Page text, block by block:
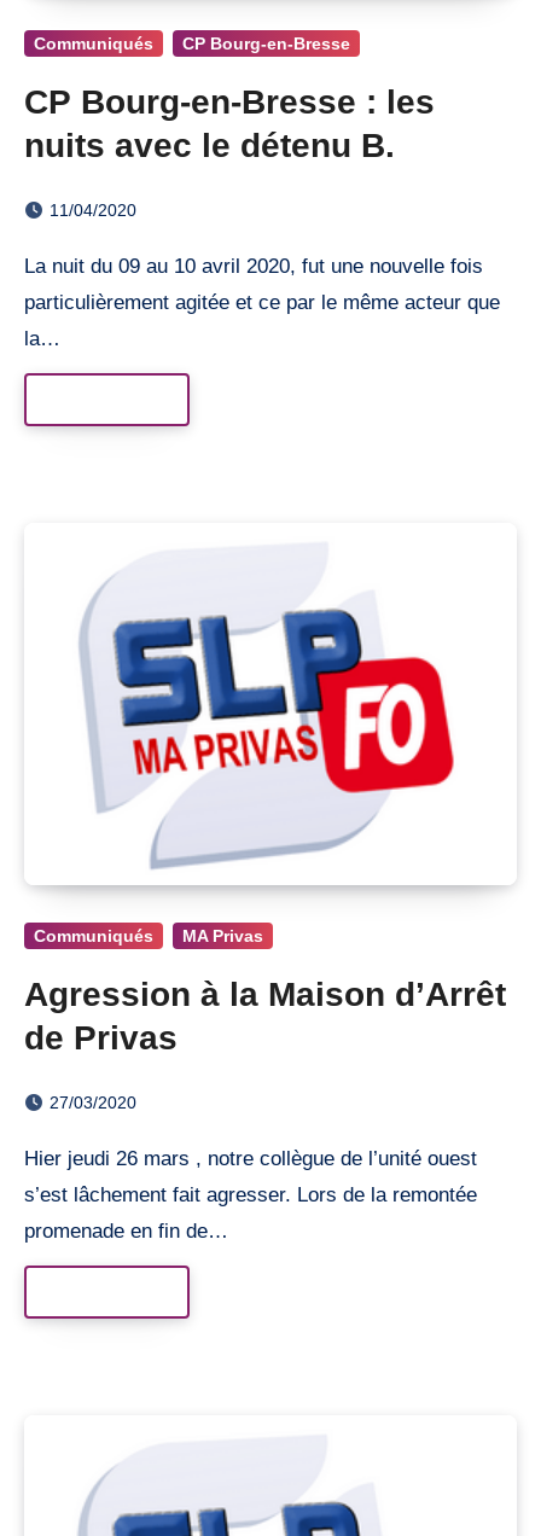
Communiqués CP Bourg-en-Bresse
CP Bourg-en-Bresse : les
nuits avec le détenu B.
11/04/2020
La nuit du 09 au 10 avril 2020, fut une nouvelle fois
particulièrement agitée et ce par le même acteur que
la…
Communiqués MA Privas
Agression à la Maison d’Arrêt
de Privas
27/03/2020
Hier jeudi 26 mars , notre collègue de l’unité ouest
s’est lâchement fait agresser. Lors de la remontée
promenade en fin de…